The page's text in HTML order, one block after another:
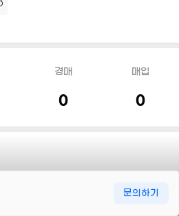
경매
0
매입
0
문의하기